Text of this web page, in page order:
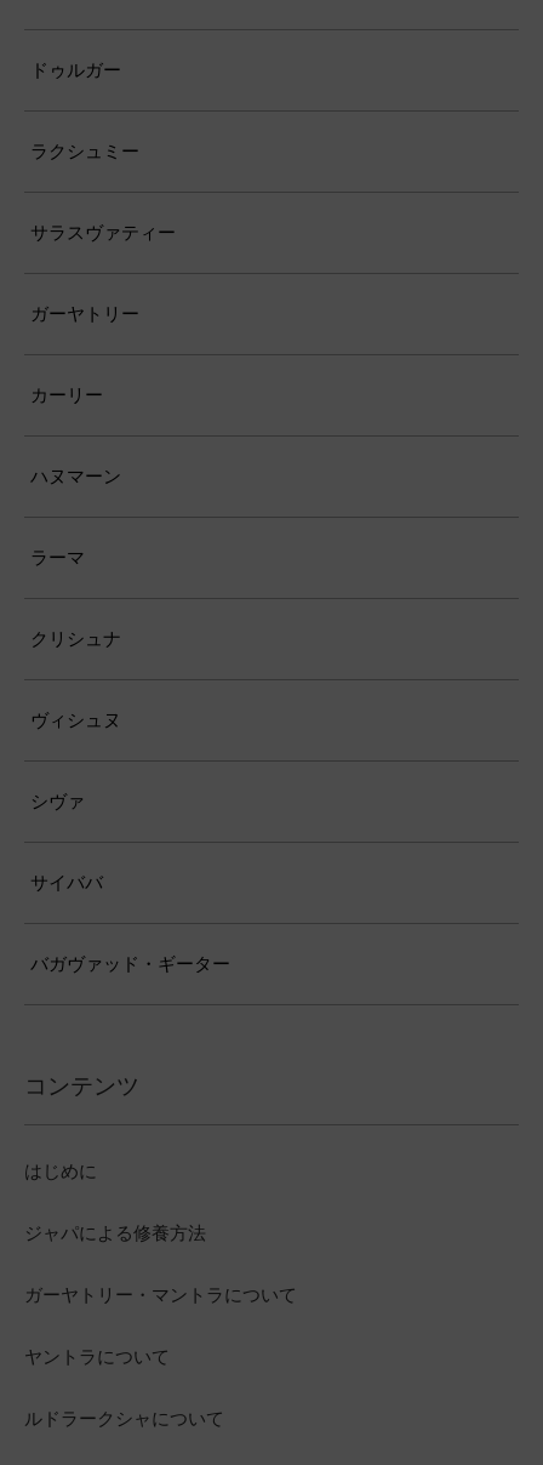
ドゥルガー
ラクシュミー
サラスヴァティー
ガーヤトリー
カーリー
ハヌマーン
ラーマ
クリシュナ
ヴィシュヌ
シヴァ
サイババ
バガヴァッド・ギーター
コンテンツ
はじめに
ジャパによる修養方法
ガーヤトリー・マントラについて
ヤントラについて
ルドラークシャについて